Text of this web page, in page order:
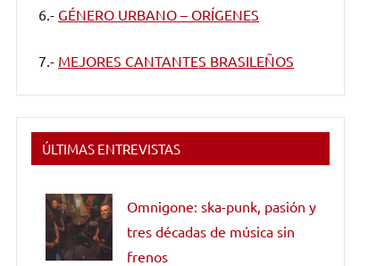
6.- GÉNERO URBANO – ORÍGENES
7.- MEJORES CANTANTES BRASILEÑOS
ÚLTIMAS ENTREVISTAS
Omnigone: ska-punk, pasión y
tres décadas de música sin
frenos